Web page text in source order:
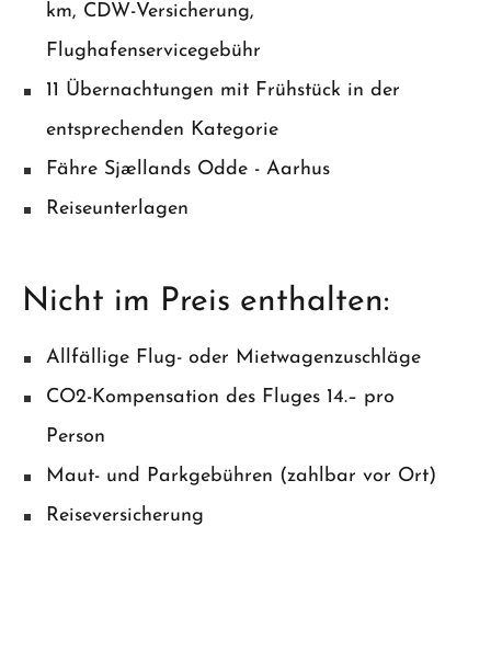
km, CDW-Versicherung,
Flughafenservicegebühr
11 Übernachtungen mit Frühstück in der
entsprechenden Kategorie
Fähre Sjællands Odde - Aarhus
Reiseunterlagen
Nicht im Preis enthalten:
Allfällige Flug- oder Mietwagenzuschläge
CO2-Kompensation des Fluges 14.– pro
Person
Maut- und Parkgebühren (zahlbar vor Ort)
Reiseversicherung